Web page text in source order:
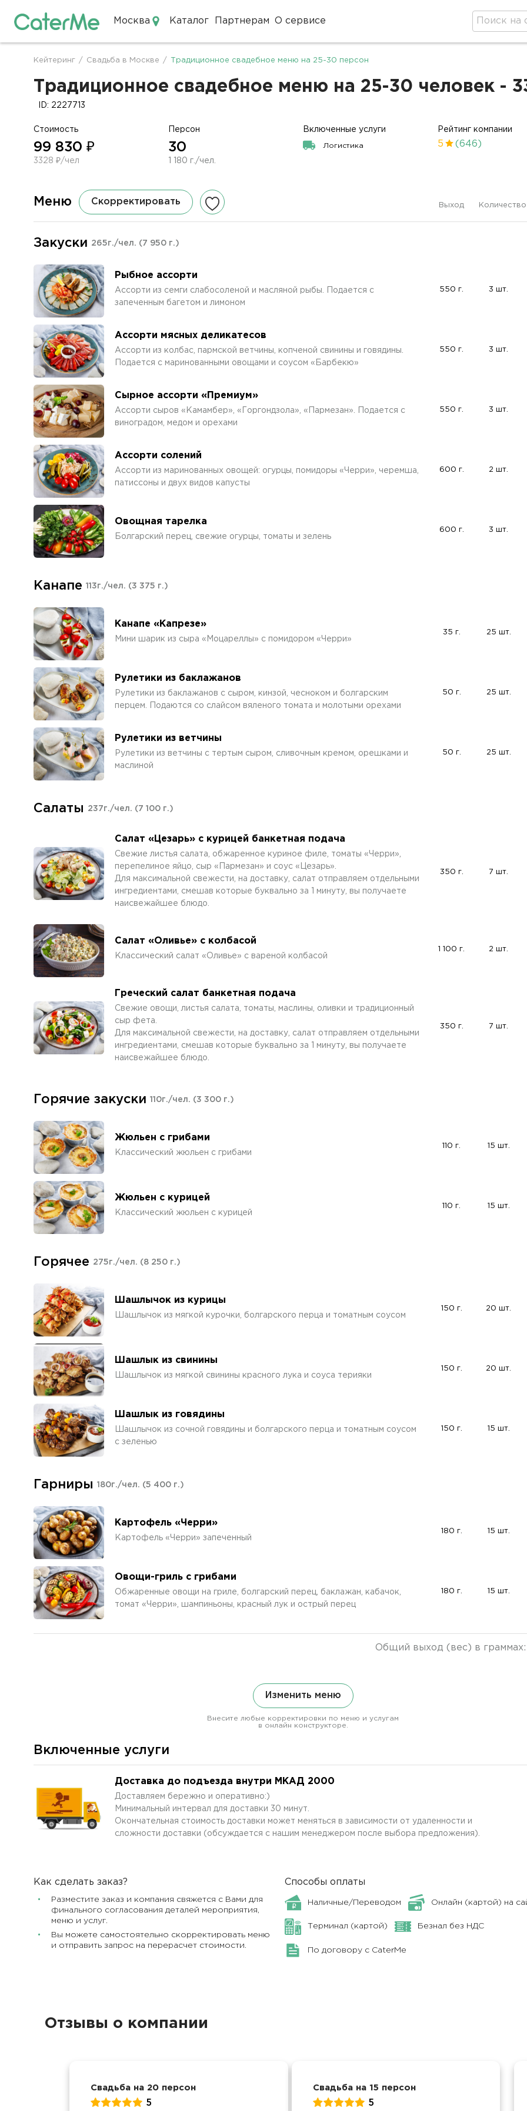
Москва Каталог Партнерам О сервисе
Строка
навигации
Кейтеринг / Свадьба в Москве / Традиционное свадебное меню на 25-30 персон
Традиционное свадебное меню на 25-30 человек -
ID: 2227713
Стоимость
99 830 ₽
3328 ₽/чел
Персон
30
1 180 г./чел.
Включенные услуги
Логистика
Рейтинг компании
5 (646)
Меню Скорректировать Выход Количество
Закуски 265г./чел. (7 950 г.)
Рыбное ассорти
Ассорти из семги слабосоленой и масляной рыбы. Подается с
запеченным багетом и лимоном
550 г. 3 шт.
Ассорти мясных деликатесов
Ассорти из колбас, пармской ветчины, копченой свинины и говядины.
Подается с маринованными овощами и соусом «Барбекю»
550 г. 3 шт.
Сырное ассорти «Премиум»
Ассорти сыров «Камамбер», «Горгондзола», «Пармезан». Подается с
виноградом, медом и орехами
550 г. 3 шт.
Ассорти солений
Ассорти из маринованных овощей: огурцы, помидоры «Черри», черемша,
патиссоны и двух видов капусты
600 г. 2 шт.
Овощная тарелка
Болгарский перец, свежие огурцы, томаты и зелень
600 г. 3 шт.
Канапе 113г./чел. (3 375 г.)
Канапе «Капрезе»
Мини шарик из сыра «Моцареллы» с помидором «Черри»
35 г. 25 шт.
Рулетики из баклажанов
Рулетики из баклажанов с сыром, кинзой, чесноком и болгарским
перцем. Подаются со слайсом вяленого томата и молотыми орехами
50 г. 25 шт.
Рулетики из ветчины
Рулетики из ветчины с тертым сыром, сливочным кремом, орешками и
маслиной
50 г. 25 шт.
Салаты 237г./чел. (7 100 г.)
Салат «Цезарь» с курицей банкетная подача
Свежие листья салата, обжаренное куриное филе, томаты «Черри»,
перепелиное яйцо, сыр «Пармезан» и соус «Цезарь».
Для максимальной свежести, на доставку, салат отправляем отдельными
ингредиентами, смешав которые буквально за 1 минуту, вы получаете
наисвежайшее блюдо.
350 г. 7 шт.
Салат «Оливье» с колбасой
Классический салат «Оливье» с вареной колбасой
1 100 г. 2 шт.
Греческий салат банкетная подача
Свежие овощи, листья салата, томаты, маслины, оливки и традиционный
сыр фета.
Для максимальной свежести, на доставку, салат отправляем отдельными
ингредиентами, смешав которые буквально за 1 минуту, вы получаете
наисвежайшее блюдо.
350 г. 7 шт.
Горячие закуски 110г./чел. (3 300 г.)
Жюльен с грибами
Классический жюльен с грибами
110 г. 15 шт.
Жюльен с курицей
Классический жюльен с курицей
110 г. 15 шт.
Горячее 275г./чел. (8 250 г.)
Шашлычок из курицы
Шашлычок из мягкой курочки, болгарского перца и томатным соусом
150 г. 20 шт.
Шашлык из свинины
Шашлычок из мягкой свинины красного лука и соуса терияки
150 г. 20 шт.
Шашлык из говядины
Шашлычок из сочной говядины и болгарского перца и томатным соусом
с зеленью
150 г. 15 шт.
Гарниры 180г./чел. (5 400 г.)
Картофель «Черри»
Картофель «Черри» запеченный
180 г. 15 шт.
Овощи-гриль с грибами
Обжаренные овощи на гриле, болгарский перец, баклажан, кабачок,
томат «Черри», шампиньоны, красный лук и острый перец
180 г. 15 шт.
Общий выход (вес) в граммах:
Изменить меню
Внесите любые корректировки по меню и услугам
в онлайн конструкторе.
Включенные услуги
Доставка до подъезда внутри МКАД 2000
Доставляем бережно и оперативно:)
Минимальный интервал для доставки 30 минут.
Окончательная стоимость доставки может меняться в зависимости от удаленности и
сложности доставки (обсуждается с нашим менеджером после выбора предложения).
Как сделать заказ?
Разместите заказ и компания свяжется с Вами для
финального согласования деталей мероприятия,
меню и услуг.
Вы можете самостоятельно скорректировать меню
и отправить запрос на перерасчет стоимости.
Способы оплаты
Наличные/Переводом Онлайн (картой) на
Терминал (картой) Безнал без НДС
По договору с CaterMe
Отзывы о компании
Свадьба на 20 персон
5
Свадьба на 15 персон
5